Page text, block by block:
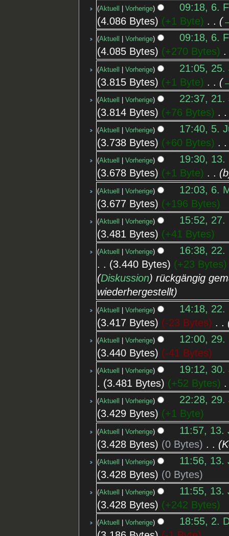
Aktuell Vorherige
09:18, 6.
4.086 Bytes
+1 Byte
Aktuell Vorherige
09:18, 6.
4.085 Bytes
+270 Bytes
Aktuell Vorherige
21:05, 25.
3.815 Bytes
+1 Byte
Aktuell Vorherige
22:37, 21.
3.814 Bytes
+76 Bytes
Aktuell Vorherige
17:40, 5.
3.738 Bytes
+60 Bytes
Aktuell Vorherige
19:30, 13.
3.678 Bytes
+1 Byte b
Aktuell Vorherige
12:03, 6.
3.677 Bytes
+196 Bytes
Aktuell Vorherige
15:52, 27.
3.481 Bytes
+41 Bytes
Aktuell Vorherige
16:38, 22.
3.440 Bytes
+23 Bytes
(Diskussion) rückgängig
wiederhergestellt
Aktuell Vorherige
14:18, 22.
3.417 Bytes
-23 Bytes
Aktuell Vorherige
12:00, 29.
3.440 Bytes
-41 Bytes
Aktuell Vorherige
19:12, 30.
3.481 Bytes
+52 Bytes
Aktuell Vorherige
22:28, 29.
3.429 Bytes
+1 Byte
Aktuell Vorherige
11:57, 13.
3.428 Bytes
0 Bytes
Aktuell Vorherige
11:56, 13.
3.428 Bytes
0 Bytes
Aktuell Vorherige
11:55, 13.
3.428 Bytes
+242 Bytes
Aktuell Vorherige
18:55, 2.